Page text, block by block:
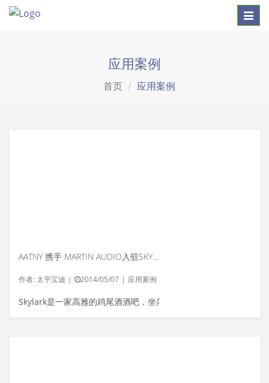
应用案例
首页 应用案例
AATNY 携手 MARTIN AUDIO入驻SKYLARK鸡尾酒酒吧
作者: 太平宝迪 | 2014/05/07 | 应用案例
Skylark是一家高雅的鸡尾酒酒吧，坐落...